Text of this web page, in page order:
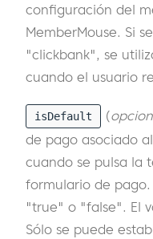
configuración del
MemberMouse. Si
"clickbank", se
cuando el usuario
isDefault (
de pago asociado
cuando se pulsa la
formulario de pago.
"true" o "false". El
Sólo se puede